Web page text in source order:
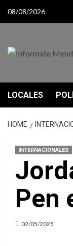
08/08/2026
LOCALES
HOME
INTERNACIONALES
Pen
02/05/2025